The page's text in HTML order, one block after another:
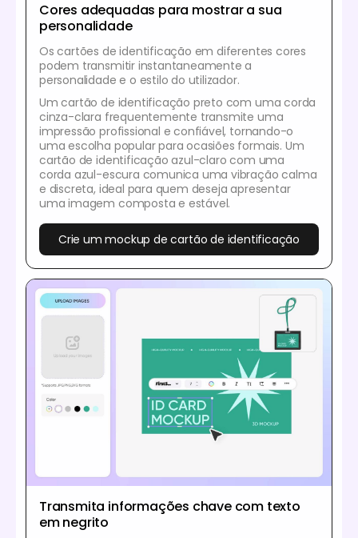
Cores adequadas para mostrar a sua
personalidade
Os cartões de identificação em diferentes cores
podem transmitir instantaneamente a
personalidade e o estilo do utilizador.
Um cartão de identificação preto com uma corda
cinza-clara frequentemente transmite uma
impressão profissional e confiável, tornando-o
uma escolha popular para ocasiões formais. Um
cartão de identificação azul-claro com uma
corda azul-escura comunica uma vibração calma
e discreta, ideal para quem deseja apresentar
uma imagem composta e estável.
Crie um mockup de cartão de identificação
Transmita informações chave com texto
em negrito